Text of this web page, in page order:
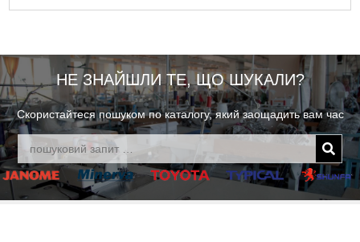
НЕ ЗНАЙШЛИ ТЕ, ЩО ШУКАЛИ?
Скористайтеся пошуком по каталогу, який заощадить вам час